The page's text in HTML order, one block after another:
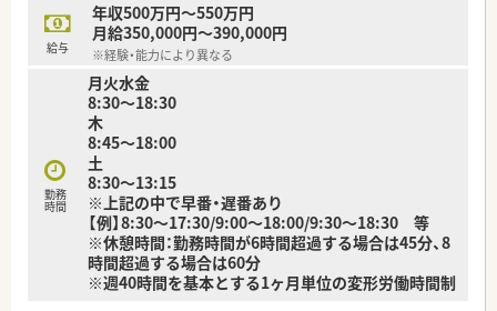
給与
年収500万円～550万円
月給350,000円～390,000円
※経験・能力により異なる
勤務
時間
月火水金
8:30～18:30
木
8:45～18:00
土
8:30～13:15
※上記の中で早番・遅番あり
【例】8:30～17:30/9:00～18:00/9:30～18:30 等
※休憩時間：勤務時間が6時間超過する場合は45分、8
時間超過する場合は60分
※週40時間を基本とする1ヶ月単位の変形労働時間制